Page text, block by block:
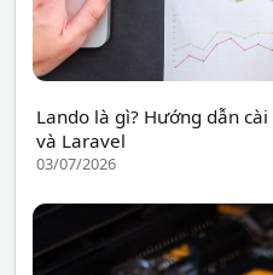
Lando là gì? Hướng dẫn
và Laravel
03/07/2026